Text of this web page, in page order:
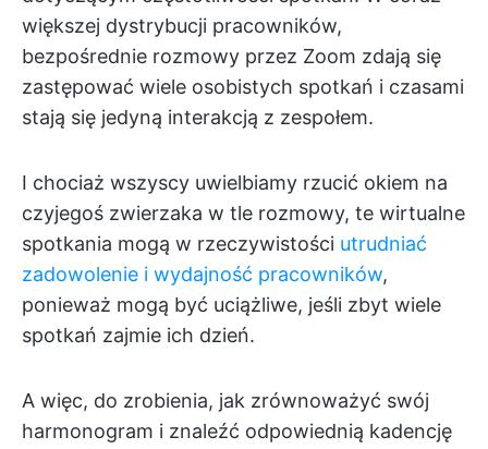
większej dystrybucji pracowników,
bezpośrednie rozmowy przez Zoom zdają się
zastępować wiele osobistych spotkań i czasami
stają się jedyną interakcją z zespołem.
I chociaż wszyscy uwielbiamy rzucić okiem na
czyjegoś zwierzaka w tle rozmowy, te wirtualne
spotkania mogą w rzeczywistości utrudniać
zadowolenie i wydajność pracowników,
ponieważ mogą być uciążliwe, jeśli zbyt wiele
spotkań zajmie ich dzień.
A więc, do zrobienia, jak zrównoważyć swój
harmonogram i znaleźć odpowiednią kadencję